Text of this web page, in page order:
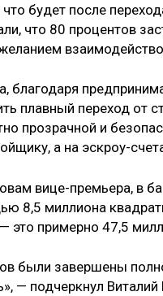
что будет после
что 80 процентов
благодаря
плавный переход от
прозрачной и
а на эскроу-
вице-премьера, в
8,5 миллиона
это примерно 47,5
были завершены
— подчеркнул Виталий